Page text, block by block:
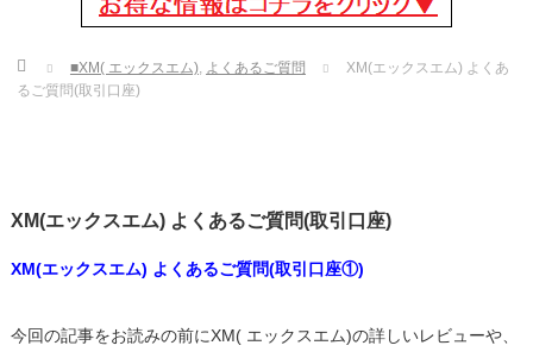
Home ■XM( エックスエム), よくあるご質問
XM(エックスエム) よくあ
るご質問(取引口座)
XM(エックスエム) よくあるご質問(取引口座)
XM(エックスエム) よくあるご質問(取引口座①)
今回の記事をお読みの前にXM( エックスエム)の詳しいレビューや、